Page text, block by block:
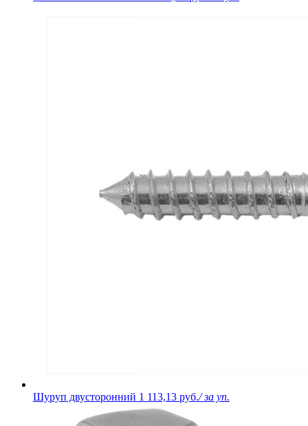
Шуруп двусторонний 1 113,13 руб./ за уп.